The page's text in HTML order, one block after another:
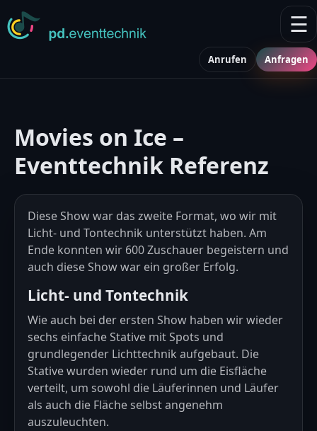
Anrufen Anfragen
☰
Movies on Ice –
Eventtechnik Referenz
Diese Show war das zweite Format, wo wir mit
Licht- und Tontechnik unterstützt haben. Am
Ende konnten wir 600 Zuschauer begeistern und
auch diese Show war ein großer Erfolg.
Licht- und Tontechnik
Wie auch bei der ersten Show haben wir wieder
sechs einfache Stative mit Spots und
grundlegender Lichttechnik aufgebaut. Die
Stative wurden wieder rund um die Eisfläche
verteilt, um sowohl die Läuferinnen und Läufer
als auch die Fläche selbst angenehm
auszuleuchten.